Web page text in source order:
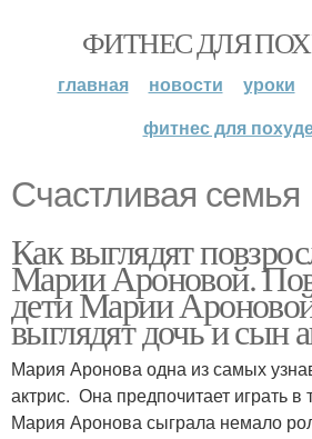
ФИТНЕС ДЛЯ
главная новости уроки
фитнес для
Счастливая семья
Как выглядят
Марии Ароновой.
дети Марии
выглядят дочь и сын
Мария Аронова одна из самых
актрис. Она предпочитает играть в
Мария Аронова сыграла немало